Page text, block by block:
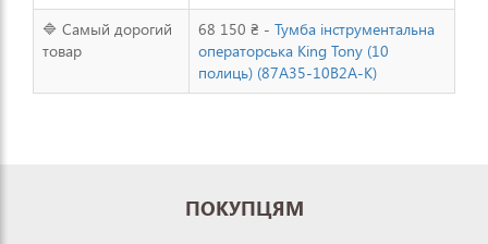
🔷 Самый дорогий
товар
68 150 ₴ - Тумба інструментальна
операторська King Tony (10
полиць) (87A35-10B2A-K)
ПОКУПЦЯМ